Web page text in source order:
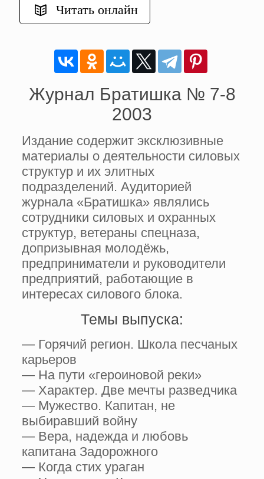
Читать онлайн
Журнал Братишка № 7-8
2003
Издание содержит эксклюзивные
материалы о деятельности силовых
структур и их элитных
подразделений. Аудиторией
журнала «Братишка» являлись
сотрудники силовых и охранных
структур, ветераны спецназа,
допризывная молодёжь,
предприниматели и руководители
предприятий, работающие в
интересах силового блока.
Темы выпуска:
— Горячий регион. Школа песчаных
карьеров
— На пути «героиновой реки»
— Характер. Две мечты разведчика
— Мужество. Капитан, не
выбиравший войну
— Вера, надежда и любовь
капитана Задорожного
— Когда стих ураган